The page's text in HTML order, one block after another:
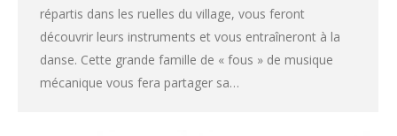
répartis dans les ruelles du village, vous feront
découvrir leurs instruments et vous entraîneront à la
danse. Cette grande famille de « fous » de musique
mécanique vous fera partager sa…